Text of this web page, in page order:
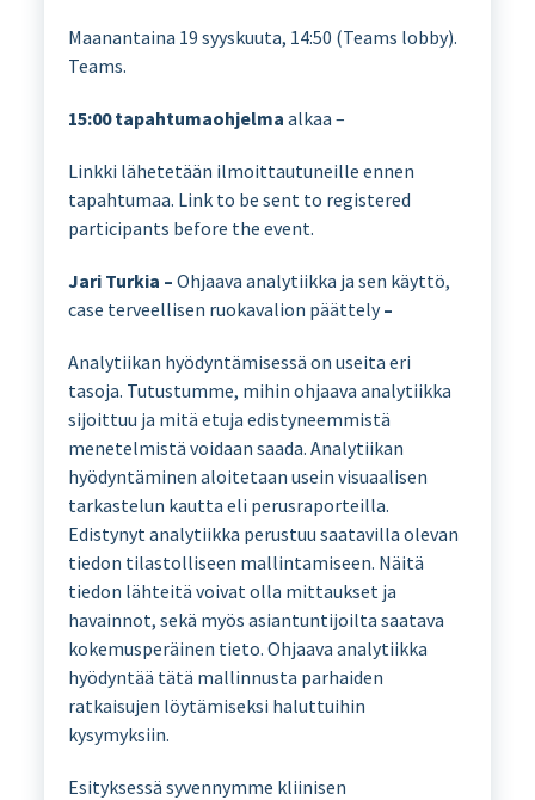
Maanantaina 19 syyskuuta, 14:50 (Teams lobby).
Teams.
15:00 tapahtumaohjelma alkaa –
Linkki lähetetään ilmoittautuneille ennen
tapahtumaa. Link to be sent to registered
participants before the event.
Jari Turkia – Ohjaava analytiikka ja sen käyttö,
case terveellisen ruokavalion päättely–
Analytiikan hyödyntämisessä on useita eri
tasoja. Tutustumme, mihin ohjaava analytiikka
sijoittuu ja mitä etuja edistyneemmistä
menetelmistä voidaan saada. Analytiikan
hyödyntäminen aloitetaan usein visuaalisen
tarkastelun kautta eli perusraporteilla.
Edistynyt analytiikka perustuu saatavilla olevan
tiedon tilastolliseen mallintamiseen. Näitä
tiedon lähteitä voivat olla mittaukset ja
havainnot, sekä myös asiantuntijoilta saatava
kokemusperäinen tieto. Ohjaava analytiikka
hyödyntää tätä mallinnusta parhaiden
ratkaisujen löytämiseksi haluttuihin
kysymyksiin.
Esityksessä syvennymme kliinisen